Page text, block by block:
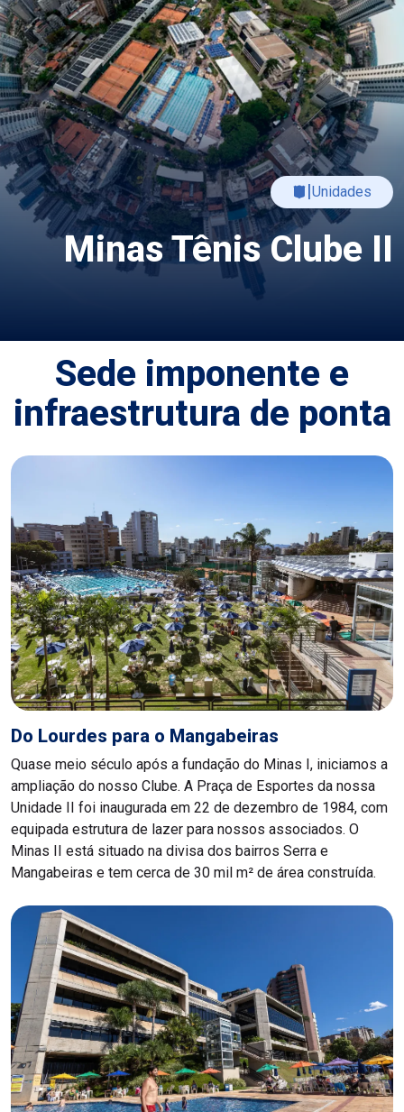
Unidades
Minas Tênis Clube II
Sede imponente e
infraestrutura de ponta
Do Lourdes para o Mangabeiras
Quase meio século após a fundação do Minas I, iniciamos a
ampliação do nosso Clube. A Praça de Esportes da nossa
Unidade II foi inaugurada em 22 de dezembro de 1984, com
equipada estrutura de lazer para nossos associados. O
Minas II está situado na divisa dos bairros Serra e
Mangabeiras e tem cerca de 30 mil m² de área construída.